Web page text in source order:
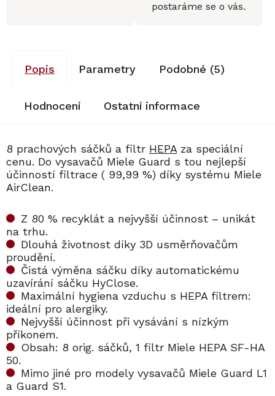
postaráme se o vás.
Popis Parametry Podobné (5)
Hodnocení Ostatní informace
​8 prachových sáčků a filtr HEPA za speciální
cenu. Do vysavačů Miele Guard s tou nejlepší
účinností filtrace ( 99,99 %) díky systému Miele
AirClean.
Z 80 % recyklát a nejvyšší účinnost – unikát
na trhu.
Dlouhá životnost díky 3D usměrňovačům
proudění.
Čistá výměna sáčku díky automatickému
uzavírání sáčku HyClose.
Maximální hygiena vzduchu s HEPA filtrem:
ideální pro alergiky.
Nejvyšší účinnost při vysávání s nízkým
příkonem.
Obsah: 8 orig. sáčků, 1 filtr Miele HEPA SF-HA
50.
Mimo jiné pro modely vysavačů Miele Guard L1
a Guard S1.